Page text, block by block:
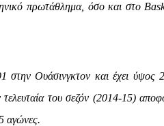
πρωτάθλημα, όσο και στο
στην Ουάσινγκτον και έχει ύψος
του σεζόν (2014-15)
αγώνες.